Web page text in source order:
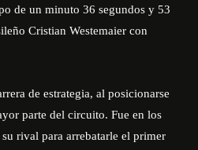
de un minuto 36 segundos y 53
Cristian Westemaier con
de estrategia, al posicionarse
parte del circuito. Fue en los
rival para arrebatarle el primer